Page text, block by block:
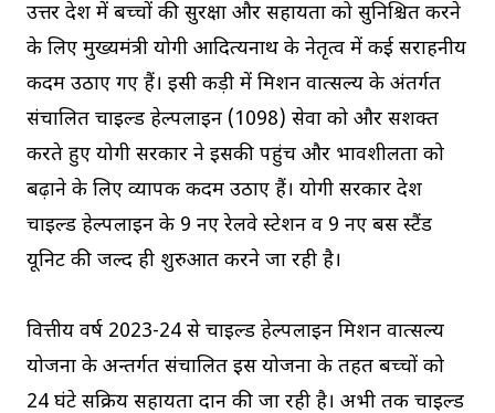
उत्तर प्रदेश में बच्चों की सुरक्षा और सहायता को सुनिश्चित करने
के लिए मुख्यमंत्री योगी आदित्यनाथ के नेतृत्व में कई सराहनीय
कदम उठाए गए हैं। इसी कड़ी में मिशन वात्सल्य के अंतर्गत
संचालित चाइल्ड हेल्पलाइन (1098) सेवा को और सशक्त
करते हुए योगी सरकार ने इसकी पहुंच और प्रभावशीलता को
बढ़ाने के लिए व्यापक कदम उठाए हैं। योगी सरकार प्रदेश
चाइल्ड हेल्पलाइन के 9 नए रेलवे स्टेशन व 9 नए बस स्टैंड
यूनिट की जल्द ही शुरुआत करने जा रही है।
वित्तीय वर्ष 2023-24 से चाइल्ड हेल्पलाइन मिशन वात्सल्य
योजना के अन्तर्गत संचालित इस योजना के तहत बच्चों को
24 घंटे सक्रिय सहायता प्रदान की जा रही है। अभी तक चाइल्ड